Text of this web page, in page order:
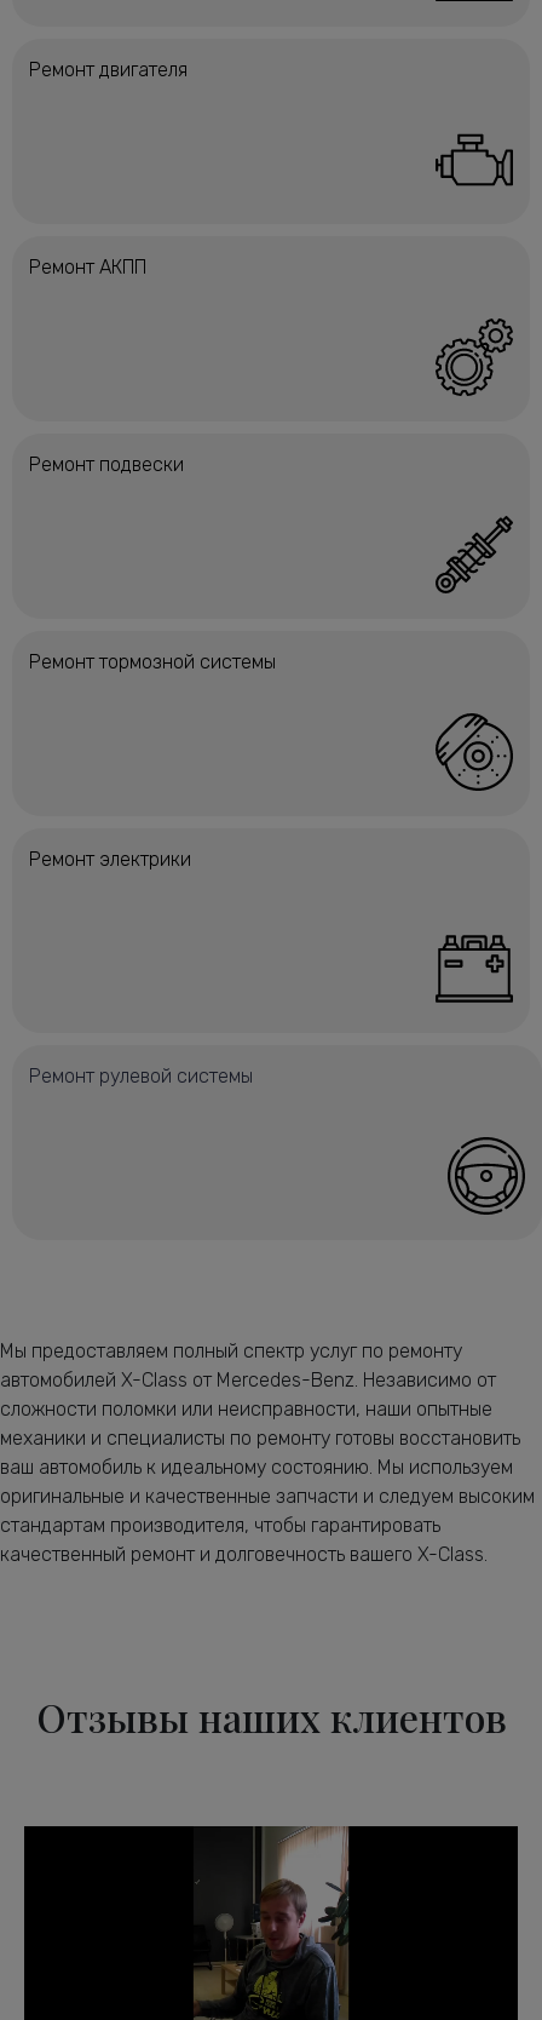
Ремонт двигателя
Ремонт АКПП
Ремонт подвески
Ремонт тормозной системы
Ремонт электрики
Ремонт рулевой системы
Мы предоставляем полный спектр услуг по ремонту
автомобилей X-Class от Mercedes-Benz. Независимо от
сложности поломки или неисправности, наши опытные
механики и специалисты по ремонту готовы восстановить
ваш автомобиль к идеальному состоянию. Мы используем
оригинальные и качественные запчасти и следуем высоким
стандартам производителя, чтобы гарантировать
качественный ремонт и долговечность вашего X-Class.
Отзывы наших клиентов